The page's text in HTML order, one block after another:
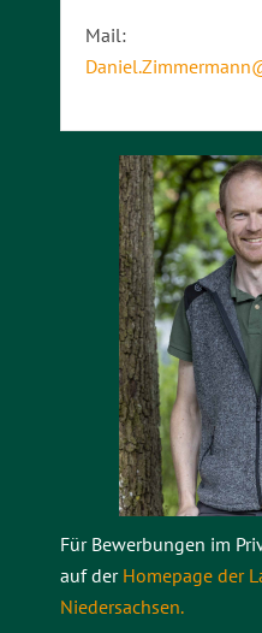
Mail:
Für Bewerbungen im
auf der Homepage der
Niedersachsen.